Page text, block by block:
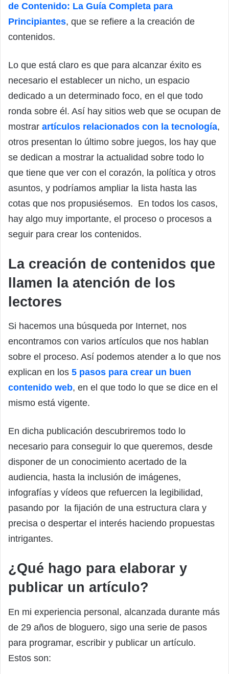
de Contenido: La Guía Completa para
Principiantes, que se refiere a la creación de
contenidos.
Lo que está claro es que para alcanzar éxito es
necesario el establecer un nicho, un espacio
dedicado a un determinado foco, en el que todo
ronda sobre él. Así hay sitios web que se ocupan de
mostrar artículos relacionados con la tecnología,
otros presentan lo último sobre juegos, los hay que
se dedican a mostrar la actualidad sobre todo lo
que tiene que ver con el corazón, la política y otros
asuntos, y podríamos ampliar la lista hasta las
cotas que nos propusiésemos. En todos los casos,
hay algo muy importante, el proceso o procesos a
seguir para crear los contenidos.
La creación de contenidos que
llamen la atención de los
lectores
Si hacemos una búsqueda por Internet, nos
encontramos con varios artículos que nos hablan
sobre el proceso. Así podemos atender a lo que nos
explican en los 5 pasos para crear un buen
contenido web, en el que todo lo que se dice en el
mismo está vigente.
En dicha publicación descubriremos todo lo
necesario para conseguir lo que queremos, desde
disponer de un conocimiento acertado de la
audiencia, hasta la inclusión de imágenes,
infografías y vídeos que refuercen la legibilidad,
pasando por la fijación de una estructura clara y
precisa o despertar el interés haciendo propuestas
intrigantes.
¿Qué hago para elaborar y
publicar un artículo?
En mi experiencia personal, alcanzada durante más
de 29 años de bloguero, sigo una serie de pasos
para programar, escribir y publicar un artículo.
Estos son: